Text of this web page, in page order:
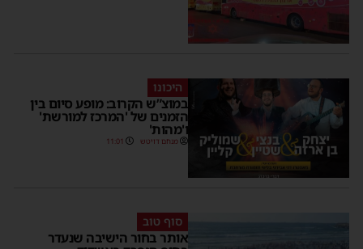
היכונו
במוצ”ש הקרוב: מופע סיום בין
הזמנים של 'המרכז למורשת'
ו'מהות'
מנחם דויטש 11:01
סוף טוב
אותר בחור הישיבה שנעדר